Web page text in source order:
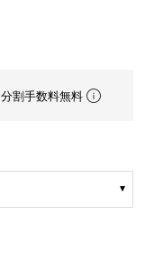
割手数料無料